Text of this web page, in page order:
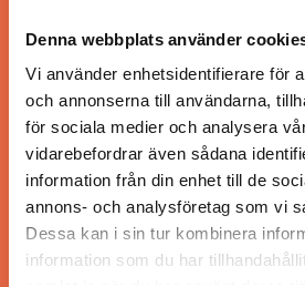
Denna webbplats använder
Vi använder enhetsidentifierare för
och annonserna till användarna,
för sociala medier och analysera
vidarebefordrar även sådana
information från din enhet till de
annons- och analysföretag som vi
Dessa kan i sin tur kombinera
information som du har
Tidningen ges ut
ANSVARIG
Jonas